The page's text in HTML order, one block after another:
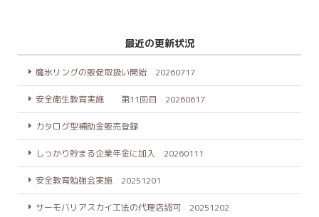
最近の更新状況
魔氷リングの販促取扱い開始 20260717
安全衛生教育実施 第11回目 20260617
カタログ型補助金販売登録
しっかり貯まる企業年金に加入 20260111
安全教育勉強会実施 20251201
サーモバリアスカイ工法の代理店認可 20251202